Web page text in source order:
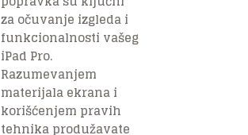
za očuvanje izgleda i
funkcionalnosti vašeg
iPad Pro.
Razumevanjem
materijala ekrana i
korišćenjem pravih
tehnika produžavate